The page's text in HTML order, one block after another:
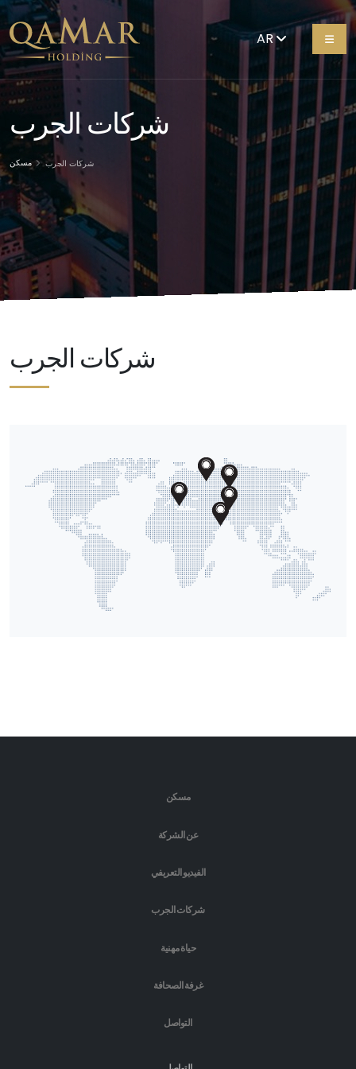
AR
شركات الجرب
مسكن شركات الجرب
شركات الجرب
مسكن
عن الشركة
الفيديو التعريفي
شركات الجرب
حياة مهنية
غرفة الصحافة
التواصل